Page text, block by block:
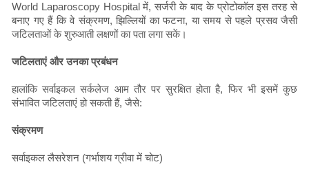
World Laparoscopy Hospital में, सर्जरी के बाद के प्रोटोकॉल इस तरह से
बनाए गए हैं कि वे संक्रमण, झिल्लियों का फटना, या समय से पहले प्रसव जैसी
जटिलताओं के शुरुआती लक्षणों का पता लगा सकें।
जटिलताएं और उनका प्रबंधन
हालांकि सर्वाइकल सर्कलेज आम तौर पर सुरक्षित होता है, फिर भी इसमें कुछ
संभावित जटिलताएं हो सकती हैं, जैसे:
संक्रमण
सर्वाइकल लैसरेशन (गर्भाशय ग्रीवा में चोट)